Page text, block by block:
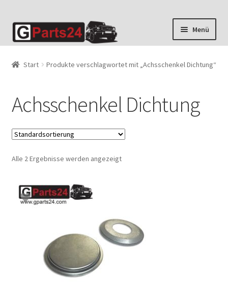
Zur
Navigation
Zum
Inhalt
Menü
Start Produkte verschlagwortet mit „Achsschenkel Dichtung“
Achsschenkel Dichtung
Alle 2 Ergebnisse werden angezeigt